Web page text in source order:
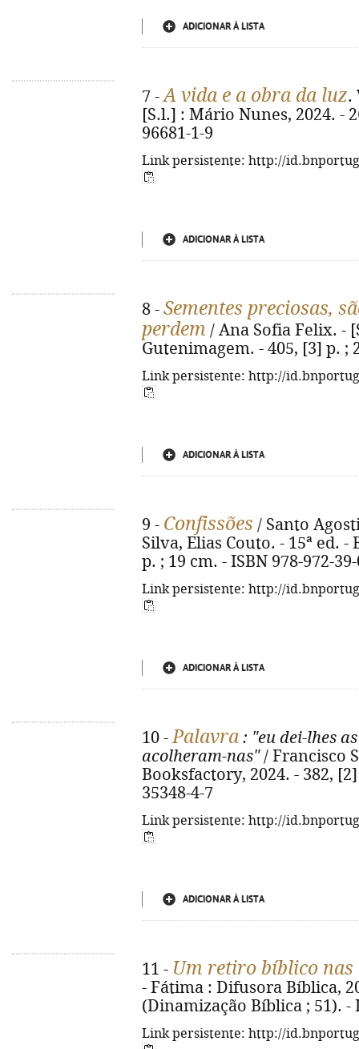
ADICIONAR À LISTA
7 -A vida e a obra da luz.
[S.l.] : Mário Nunes, 2024. -
96681-1-9
Link persistente: http://
ADICIONAR À LISTA
8 - Sementes preciosas,
perdem / Ana Sofia Felix. -
Gutenimagem. - 405, [3] p. ;
Link persistente: http://
ADICIONAR À LISTA
9 - Confissões / Santo
Silva, Elias Couto. - 15ª ed.
p. ; 19 cm. - ISBN 978-972-
Link persistente: http://
ADICIONAR À LISTA
10 -Palavra : "eu dei-lhes
acolheram-nas"/ Francisco
Booksfactory, 2024. - 382,
35348-4-7
Link persistente: http://
ADICIONAR À LISTA
11 - Um retiro bíblico nas
- Fátima : Difusora Bíblica,
(Dinamização Bíblica ; 51). -
Link persistente: http://